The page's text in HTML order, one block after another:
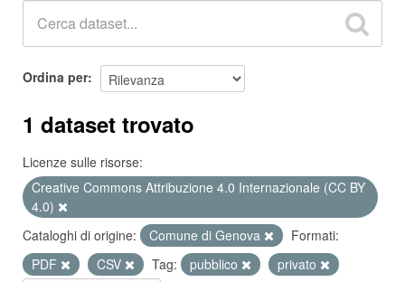
Ordina per
1 dataset trovato
Licenze sulle risorse:
Creative Commons Attribuzione 4.0 Internazionale (CC BY
4.0)
Cataloghi di origine:
Comune di Genova
Formati:
PDF
CSV Tag: pubblico
privato